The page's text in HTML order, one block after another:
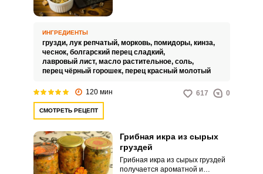
ИНГРЕДИЕНТЫ
грузди, лук репчатый, морковь, помидоры, кинза,
чеснок, болгарский перец сладкий,
лавровый лист, масло растительное, соль,
перец чёрный горошек, перец красный молотый
120 мин 617 0
СМОТРЕТЬ РЕЦЕПТ
Грибная икра из сырых
груздей
Грибная икра из сырых груздей
получается ароматной и